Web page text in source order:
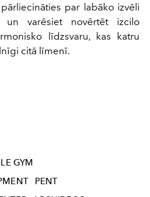
par labāko izvēli
un varēsiet novērtēt izcilo
līdzsvaru, kas katru
citā līmenī.
GYM
PENT